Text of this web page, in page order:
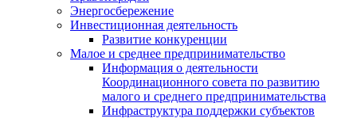
Энергосбережение
Инвестиционная деятельность
Развитие конкуренции
Малое и среднее предпринимательство
Информация о деятельности
Координационного совета по развитию
малого и среднего предпринимательства
Инфраструктура поддержки субъектов